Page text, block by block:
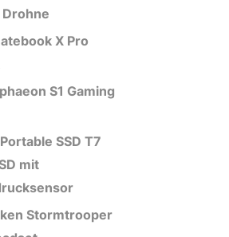
Drohne
X Pro
S1 Gaming
SSD T7
mit
Stormtrooper